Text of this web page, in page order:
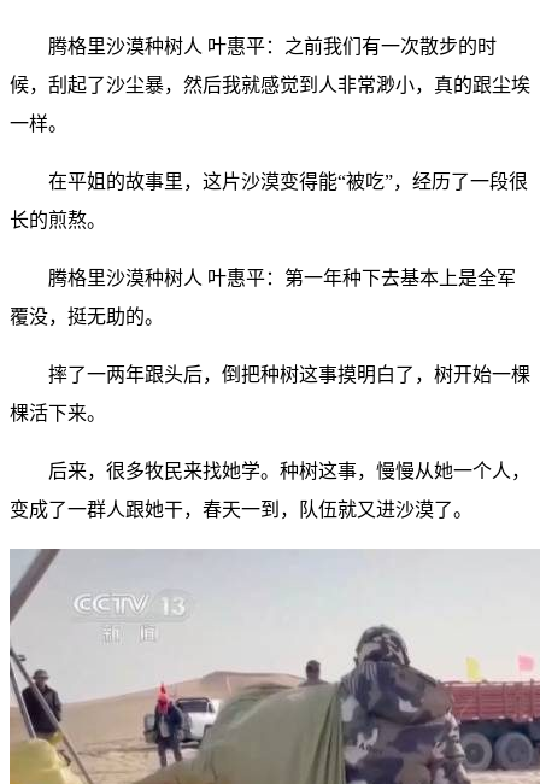
腾格里沙漠种树人 叶惠平：之前我们有一次散步的时
候，刮起了沙尘暴，然后我就感觉到人非常渺小，真的跟尘埃
一样。
在平姐的故事里，这片沙漠变得能“被吃”，经历了一段很
长的煎熬。
腾格里沙漠种树人 叶惠平：第一年种下去基本上是全军
覆没，挺无助的。
摔了一两年跟头后，倒把种树这事摸明白了，树开始一棵
棵活下来。
后来，很多牧民来找她学。种树这事，慢慢从她一个人，
变成了一群人跟她干，春天一到，队伍就又进沙漠了。